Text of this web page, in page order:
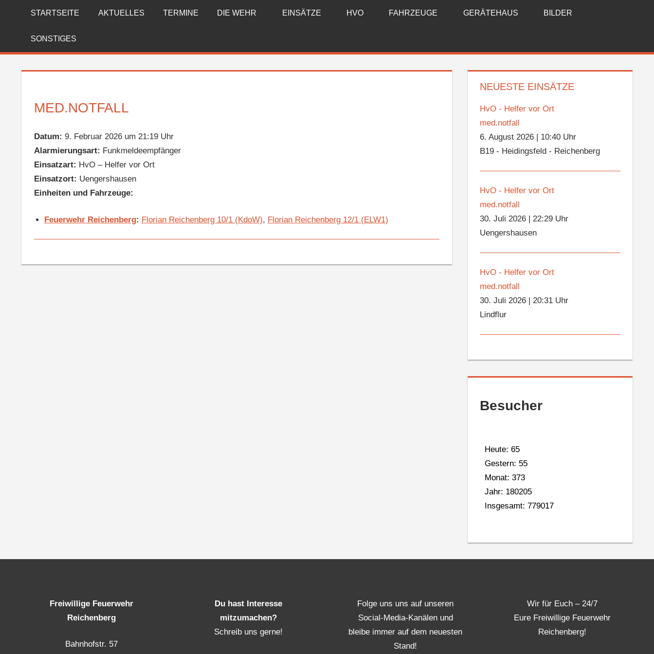
FREIWILLIGE
FEUERWEHR
REICHENBERG
STARTSEITE AKTUELLES TERMINE DIE WEHR EINSÄTZE HVO FAHRZEUGE GERÄTEHAUS BILDER
SONSTIGES
MED.NOTFALL
Datum: 9. Februar 2026 um 21:19 Uhr
Alarmierungsart: Funkmeldeempfänger
Einsatzart: HvO – Helfer vor Ort
Einsatzort: Uengershausen
Einheiten und Fahrzeuge:
Feuerwehr Reichenberg: Florian Reichenberg 10/1 (KdoW), Florian Reichenberg 12/1 (ELW1)
NEUESTE EINSÄTZE
HvO - Helfer vor Ort
med.notfall
6. August 2026
10:40 Uhr
B19 - Heidingsfeld - Reichenberg
HvO - Helfer vor Ort
med.notfall
30. Juli 2026 |22:29 Uhr
Uengershausen
HvO - Helfer vor Ort
med.notfall
30. Juli 2026 |20:31 Uhr
Lindflur
Besucher
Heute: 65
Gestern: 55
Monat: 373
Jahr: 180205
Insgesamt: 779017
Freiwillige Feuerwehr
Reichenberg
Bahnhofstr. 57
Du hast Interesse
mitzumachen?
Schreib uns gerne!
Folge uns uns auf unseren
Social-Media-Kanälen und
bleibe immer auf dem neuesten
Stand!
Wir für Euch – 24/7
Eure Freiwillige Feuerwehr
Reichenberg!